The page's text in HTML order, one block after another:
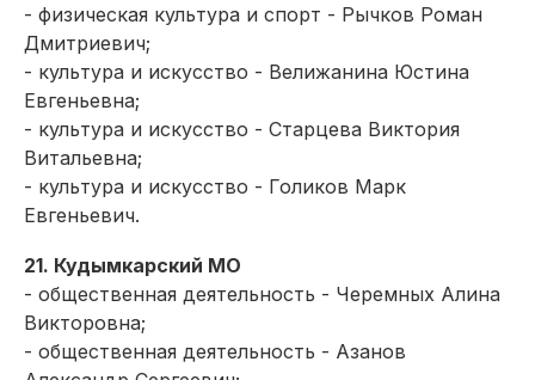
- физическая культура и спорт - Рычков Роман
Дмитриевич;
- культура и искусство - Велижанина Юстина
Евгеньевна;
- культура и искусство - Старцева Виктория
Витальевна;
- культура и искусство - Голиков Марк
Евгеньевич.
21. Кудымкарский МО
- общественная деятельность - Черемных Алина
Викторовна;
- общественная деятельность - Азанов